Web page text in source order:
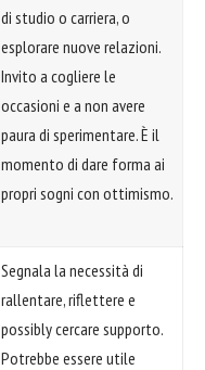
di studio o carriera, o
esplorare nuove relazioni.
Invito a cogliere le
occasioni e a non avere
paura di sperimentare. È il
momento di dare forma ai
propri sogni con ottimismo.
Segnala la necessità di
rallentare, riflettere e
possibly cercare supporto.
Potrebbe essere utile